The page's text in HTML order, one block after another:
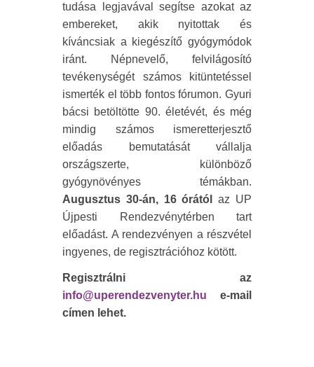
tudása legjavával segítse azokat az
embereket, akik nyitottak és
kíváncsiak a kiegészítő gyógymódok
iránt. Népnevelő, felvilágosító
tevékenységét számos kitüntetéssel
ismerték el több fontos fórumon. Gyuri
bácsi betöltötte 90. életévét, és még
mindig számos ismeretterjesztő
előadás bemutatását vállalja
országszerte, különböző
gyógynövényes témákban.
Augusztus 30-án, 16 órától
az UP
Újpesti Rendezvénytérben tart
előadást. A rendezvényen a részvétel
ingyenes, de regisztrációhoz kötött.
Regisztrálni az
info@uperendezvenyter.hu e-mail
címen lehet.